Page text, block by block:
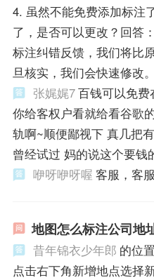
4. 虽然不能免费添加标注
了，是否可以更改？回答
标注纠错反馈，我们将比
旦核实，我们会快速修改
张娓娓7百钱可以免费
你给客权户看就给看谷歌
轨啊~顺便鄙视下 真几把
曾经试过 妈的说这个要钱
咿呀咿呀喔 客服，客
地图怎么标注公司地
昔年锦衣少年郎 的位
点击右下角新增地点选择